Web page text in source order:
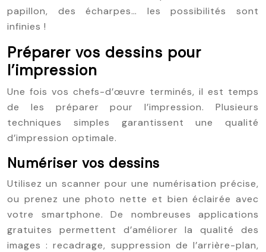
papillon, des écharpes… les possibilités sont
infinies !
Préparer vos dessins pour
l’impression
Une fois vos chefs-d’œuvre terminés, il est temps
de les préparer pour l’impression. Plusieurs
techniques simples garantissent une qualité
d’impression optimale.
Numériser vos dessins
Utilisez un scanner pour une numérisation précise,
ou prenez une photo nette et bien éclairée avec
votre smartphone. De nombreuses applications
gratuites permettent d’améliorer la qualité des
images : recadrage, suppression de l’arrière-plan,